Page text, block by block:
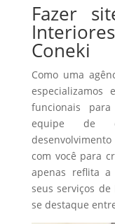
Fazer
Coneki
Como uma
funcionais
equipe de
com você para
apenas reflita a
seus serviços de
se destaque